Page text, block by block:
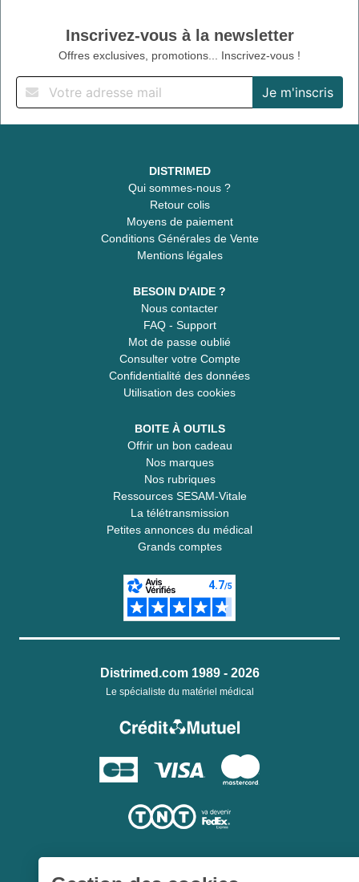
Inscrivez-vous à la newsletter
Offres exclusives, promotions... Inscrivez-vous !
DISTRIMED
Qui sommes-nous ?
Retour colis
Moyens de paiement
Conditions Générales de Vente
Mentions légales
BESOIN D'AIDE ?
Nous contacter
FAQ - Support
Mot de passe oublié
Consulter votre Compte
Confidentialité des données
Utilisation des cookies
BOITE À OUTILS
Offrir un bon cadeau
Nos marques
Nos rubriques
Ressources SESAM-Vitale
La télétransmission
Petites annonces du médical
Grands comptes
Distrimed.com 1989 - 2026
Le spécialiste du matériel médical